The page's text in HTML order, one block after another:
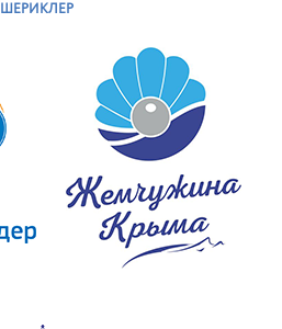
ШЕРИКЛЕР